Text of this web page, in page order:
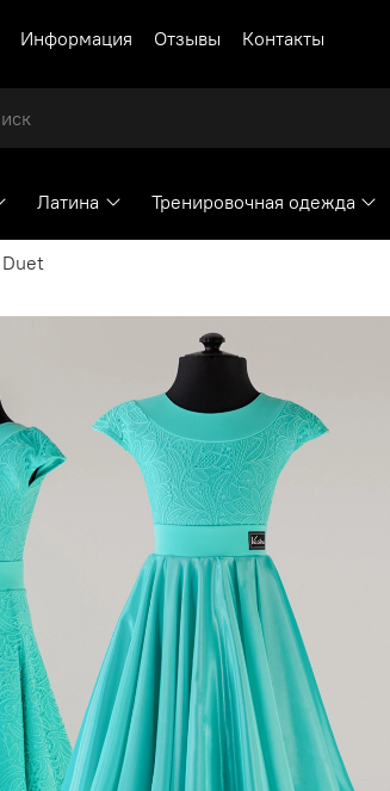
Информация Отзывы Контакты
Латина Тренировочная одежда
Duet